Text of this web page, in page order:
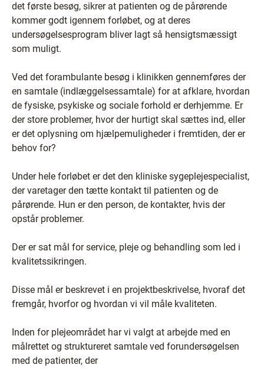
det første besøg, sikrer at patienten og de pårørende
kommer godt igennem forløbet, og at deres
undersøgelsesprogram bliver lagt så hensigtsmæssigt
som muligt.
Ved det forambulante besøg i klinikken gennemføres der
en samtale (indlæggelsessamtale) for at afklare, hvordan
de fysiske, psykiske og sociale forhold er derhjemme. Er
der store problemer, hvor der hurtigt skal sættes ind, eller
er det oplysning om hjælpemuligheder i fremtiden, der er
behov for?
Under hele forløbet er det den kliniske sygeplejespecialist,
der varetager den tætte kontakt til patienten og de
pårørende. Hun er den person, de kontakter, hvis der
opstår problemer.
Der er sat mål for service, pleje og behandling som led i
kvalitetssikringen.
Disse mål er beskrevet i en projektbeskrivelse, hvoraf det
fremgår, hvorfor og hvordan vi vil måle kvaliteten.
Inden for plejeområdet har vi valgt at arbejde med en
målrettet og struktureret samtale ved forundersøgelsen
med de patienter, der